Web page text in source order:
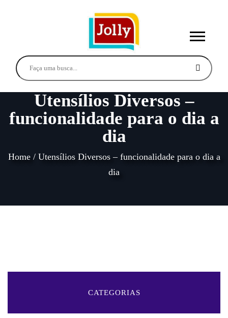
Utensílios Diversos –
funcionalidade para o dia a
dia
Home/ Utensílios Diversos – funcionalidade para o dia a
dia
CATEGORIAS